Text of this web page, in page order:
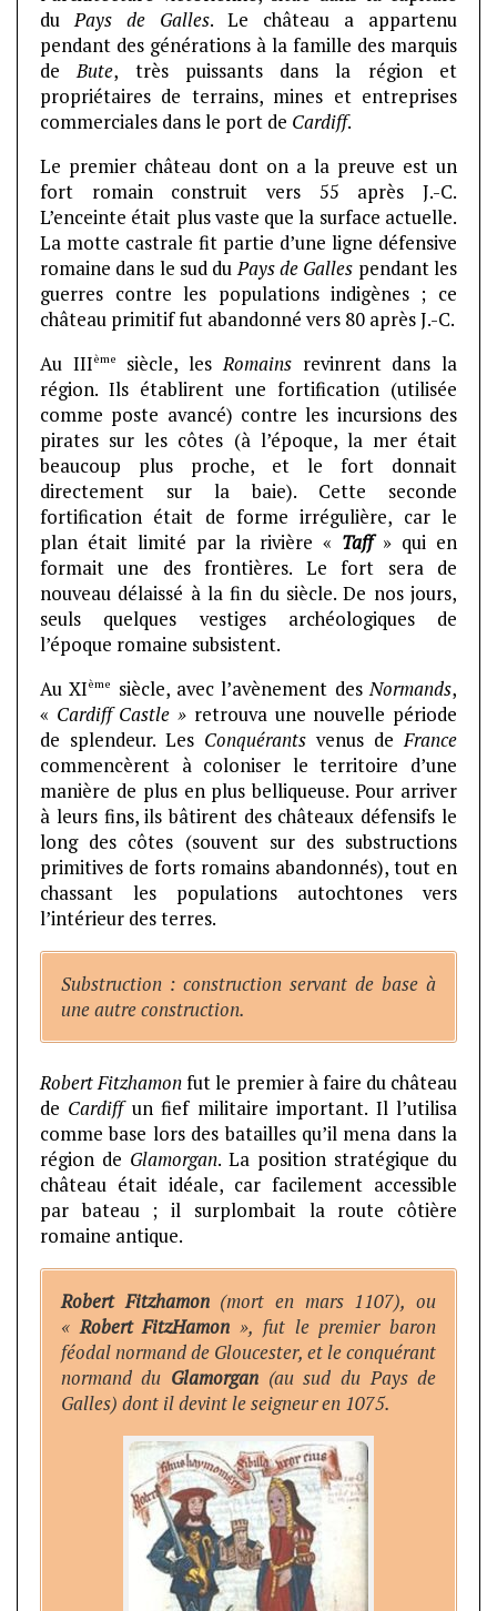
duPays de Galles. Le château a appartenu
pendant des générations à la famille des marquis
de Bute, très puissants dans la région et
propriétaires de terrains, mines et entreprises
commerciales dans le port de Cardiff.
Le premier château dont on a la preuve est un
fort romain construit vers 55 après J.-C.
L’enceinte était plus vaste que la surface actuelle.
La motte castrale fit partie d’une ligne défensive
romaine dans le sud duPays de Galles pendant les
guerres contre les populations indigènes ; ce
château primitif fut abandonné vers 80 après J.-C.
Au IIIème siècle, lesRomainsrevinrent dans la
région. Ils établirent une fortification (utilisée
comme poste avancé) contre les incursions des
pirates sur les côtes (à l’époque, la mer était
beaucoup plus proche, et le fort donnait
directement sur la baie). Cette seconde
fortification était de forme irrégulière, car le
plan était limité par la rivière « Taff » qui en
formait une des frontières. Le fort sera de
nouveau délaissé à la fin du siècle. De nos jours,
seuls quelques vestiges archéologiques de
l’époque romaine subsistent.
Au XIème siècle, avec l’avènement desNormands,
« Cardiff Castle » retrouva une nouvelle période
de splendeur. Les Conquérants venus deFrance
commencèrent à coloniser le territoire d’une
manière de plus en plus belliqueuse. Pour arriver
à leurs fins, ils bâtirent des châteaux défensifs le
long des côtes (souvent sur des substructions
primitives de forts romains abandonnés), tout en
chassant les populations autochtones vers
l’intérieur des terres.
Substruction : construction servant de base à
une autre construction.
Robert Fitzhamonfut le premier à faire du château
de Cardiffun fief militaire important. Il l’utilisa
comme base lors des batailles qu’il mena dans la
région de Glamorgan. La position stratégique du
château était idéale, car facilement accessible
par bateau ; il surplombait la route côtière
romaine antique.
Robert Fitzhamon(mort en mars 1107), ou
«Robert FitzHamon », fut le premier baron
féodal normand de Gloucester, et le conquérant
normand du Glamorgan (au sud du Pays de
Galles) dont il devint le seigneur en 1075.